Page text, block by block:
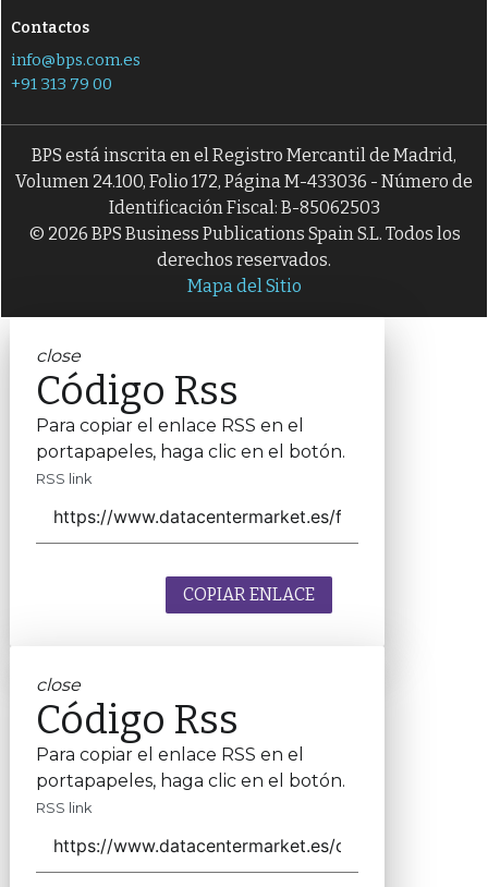
Contactos
info@bps.com.es
+91 313 79 00
BPS está inscrita en el Registro Mercantil de Madrid,
Volumen 24.100, Folio 172, Página M-433036 - Número de
Identificación Fiscal: B-85062503
© 2026 BPS Business Publications Spain S.L. Todos los
derechos reservados.
Mapa del Sitio
close
Código Rss
Para copiar el enlace RSS en el
portapapeles, haga clic en el botón.
RSS link
COPIAR ENLACE
close
Código Rss
Para copiar el enlace RSS en el
portapapeles, haga clic en el botón.
RSS link